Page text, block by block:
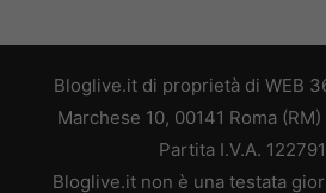
Bloglive.it di proprietà di WEB
Marchese 10, 00141 Roma
Partita I.V.A.
Bloglive.it non è una testata